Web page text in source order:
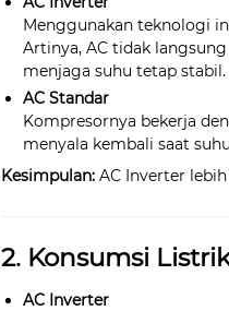
Menggunakan teknologi
Artinya, AC tidak
menjaga suhu tetap stabil.
AC Standar
Kompresornya bekerja
menyala kembali saat
Kesimpulan: AC Inverter
2. Konsumsi
AC Inverter